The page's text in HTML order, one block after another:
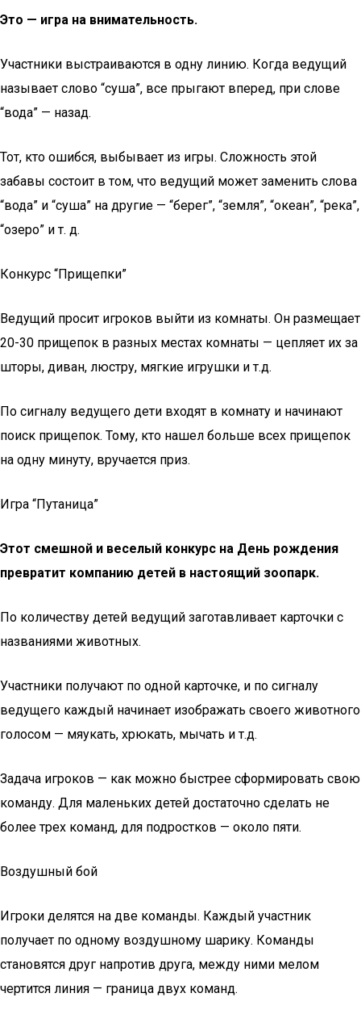
Это — игра на внимательность.
Участники выстраиваются в одну линию. Когда ведущий
называет слово “суша”, все прыгают вперед, при слове
“вода” — назад.
Тот, кто ошибся, выбывает из игры. Сложность этой
забавы состоит в том, что ведущий может заменить слова
“вода” и “суша” на другие — “берег”, “земля”, “океан”, “река”,
“озеро” и т. д.
Конкурс “Прищепки”
Ведущий просит игроков выйти из комнаты. Он размещает
20-30 прищепок в разных местах комнаты — цепляет их за
шторы, диван, люстру, мягкие игрушки и т.д.
По сигналу ведущего дети входят в комнату и начинают
поиск прищепок. Тому, кто нашел больше всех прищепок
на одну минуту, вручается приз.
Игра “Путаница”
Этот смешной и веселый конкурс на День рождения
превратит компанию детей в настоящий зоопарк.
По количеству детей ведущий заготавливает карточки с
названиями животных.
Участники получают по одной карточке, и по сигналу
ведущего каждый начинает изображать своего животного
голосом — мяукать, хрюкать, мычать и т.д.
Задача игроков — как можно быстрее сформировать свою
команду. Для маленьких детей достаточно сделать не
более трех команд, для подростков — около пяти.
Воздушный бой
Игроки делятся на две команды. Каждый участник
получает по одному воздушному шарику. Команды
становятся друг напротив друга, между ними мелом
чертится линия — граница двух команд.